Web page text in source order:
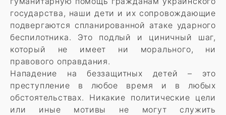
государства, наши дети и их сопровождающие
подвергаются спланированной атаке ударного
беспилотника. Это подлый и циничный шаг,
который не имеет ни морального, ни
правового оправдания.
Нападение на беззащитных детей – это
преступление в любое время и в любых
обстоятельствах. Никакие политические цели
или иные мотивы не могут служить